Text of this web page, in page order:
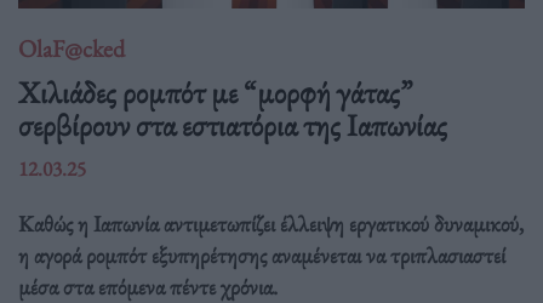
OlaF@cked
Χιλιάδες ρομπότ με “μορφή γάτας”
σερβίρουν στα εστιατόρια της Ιαπωνίας
12.03.25
Καθώς η Ιαπωνία αντιμετωπίζει έλλειψη εργατικού δυναμικού,
η αγορά ρομπότ εξυπηρέτησης αναμένεται να τριπλασιαστεί
μέσα στα επόμενα πέντε χρόνια.